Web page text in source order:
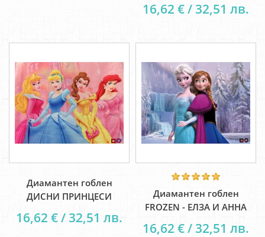
16,62 € / 32,51 лв.
Диамантен гоблен
ДИСНИ ПРИНЦЕСИ
16,62 € / 32,51 лв.
Диамантен гоблен
FROZEN - ЕЛЗА И АННА
16,62 € / 32,51 лв.